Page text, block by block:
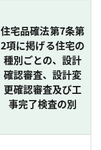
住宅品確法第7条第
2項に掲げる住宅の
種別ごとの、設計
確認審査、設計変
更確認審査及び工
事完了検査の別